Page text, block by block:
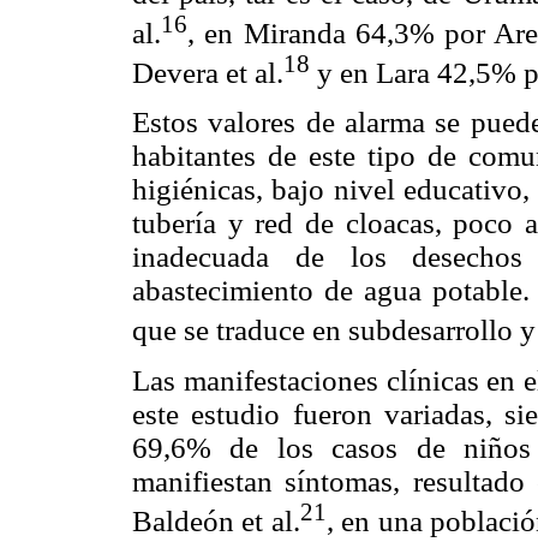
al.16, en Miranda 64,3% por
Devera et al.18 y en Lara 42,5%
Estos valores de alarma se
habitantes de este tipo de
higiénicas, bajo nivel educativo,
tubería y red de cloacas, poco
inadecuada de los
abastecimiento de agua
que se traduce en subdesarrollo
Las manifestaciones clínicas en
este estudio fueron variadas,
69,6% de los casos de
manifiestan síntomas,
Baldeón et al.21 , en una